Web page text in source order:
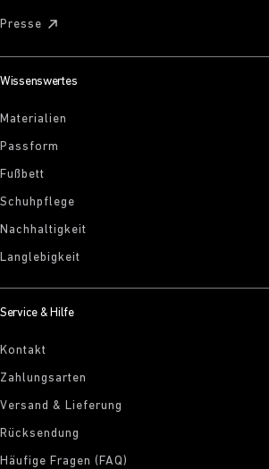
Presse
Wissenswertes
Materialien
Passform
Fußbett
Schuhpflege
Nachhaltigkeit
Langlebigkeit
Service & Hilfe
Kontakt
Zahlungsarten
Versand & Lieferung
Rücksendung
Häufige Fragen (FAQ)